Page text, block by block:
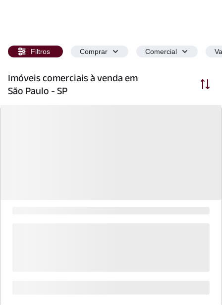
Filtros Comprar Comercial
Imóveis comerciais à venda em
São Paulo - SP
Ordenar